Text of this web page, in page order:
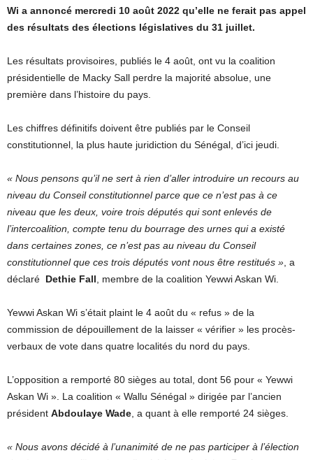
Wi a annoncé mercredi 10 août 2022 qu’elle ne ferait pas appel
des résultats des élections législatives du 31 juillet.
Les résultats provisoires, publiés le 4 août, ont vu la coalition
présidentielle de Macky Sall perdre la majorité absolue, une
première dans l’histoire du pays.
Les chiffres définitifs doivent être publiés par le Conseil
constitutionnel, la plus haute juridiction du Sénégal, d’ici jeudi.
« Nous pensons qu’il ne sert à rien d’aller introduire un recours au
niveau du Conseil constitutionnel parce que ce n’est pas à ce
niveau que les deux, voire trois députés qui sont enlevés de
l’intercoalition, compte tenu du bourrage des urnes qui a existé
dans certaines zones, ce n’est pas au niveau du Conseil
constitutionnel que ces trois députés vont nous être restitués » , a
déclaré Dethie Fall , membre de la coalition Yewwi Askan Wi.
Yewwi Askan Wi s’était plaint le 4 août du « refus » de la
commission de dépouillement de la laisser « vérifier » les procès-
verbaux de vote dans quatre localités du nord du pays.
L’opposition a remporté 80 sièges au total, dont 56 pour « Yewwi
Askan Wi ». La coalition « Wallu Sénégal » dirigée par l’ancien
président Abdoulaye Wade , a quant à elle remporté 24 sièges.
« Nous avons décidé à l’unanimité de ne pas participer à l’élection